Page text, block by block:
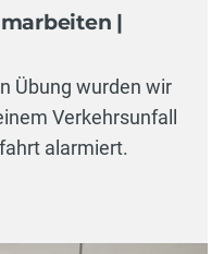
|
Übung wurden wir
Verkehrsunfall
alarmiert.